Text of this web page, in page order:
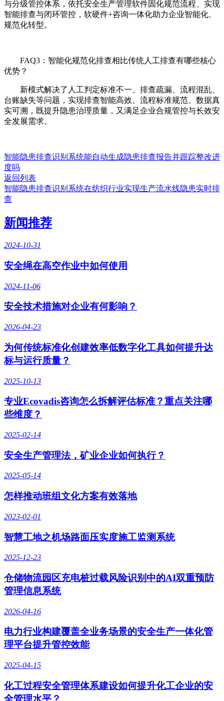
与分级管控体系，依托安全生产管理软件固化规范流程、实现
智能排查与闭环管控，软硬件+咨询一体化助力企业智能化、
规范化转型。
FAQ3：智能化规范化排查相比传统人工排查有哪些核心
优势？
新模式解决了人工判定标准不一、排查疏漏、流程混乱、
台账缺失等问题，实现排查智能高效、流程标准规范、数据真
实可溯，既提升隐患治理质量，又满足企业合规管控与长效安
全发展需求。
智能隐患排查识别系统能自动生成隐患排查报告并跟踪整改进
度吗
返回列表
智能隐患排查识别系统在纺织行业实现生产流水线隐患实时排
查
新闻推荐
2024-10-31
安全绳在高空作业中如何使用
2024-11-06
安全技术措施对企业有何影响？
2026-04-23
为何传统标准化创建效率低数字化工具如何提升达
标与运行质量？
2025-10-13
专业Ecovadis咨询怎么拆解评估标准？重点关注哪
些维度？
2025-02-14
安全生产管理法，矿业企业如何执行？
2025-05-14
怎样推动班组文化方案有效落地
2023-02-01
智慧工地之机场路面压实度施工监测系统
2025-12-23
仓储物流园区充电桩过载风险识别中的AI双重预防
管理信息系统
2026-04-16
电力行业构建覆盖全业务场景的安全生产一体化管
理平台提升管控效能
2025-04-15
化工过程安全管理体系建设如何提升化工企业的安
全管理水平？